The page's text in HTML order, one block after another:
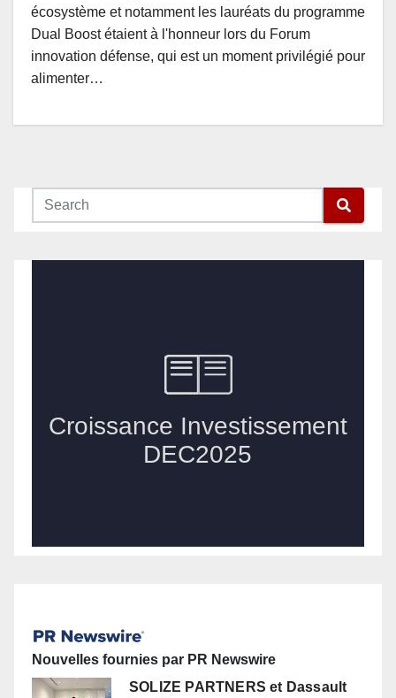
écosystème et notamment les lauréats du programme
Dual Boost étaient à l'honneur lors du Forum
innovation défense, qui est un moment privilégié pour
alimenter…
Nouvelles fournies par PR Newswire
SOLIZE PARTNERS et Dassault